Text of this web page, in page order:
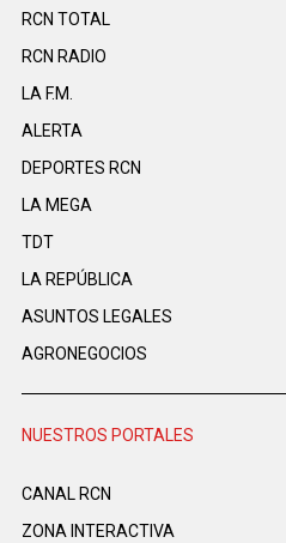
RCN TOTAL
RCN RADIO
LA F.M.
ALERTA
DEPORTES RCN
LA MEGA
TDT
LA REPÚBLICA
ASUNTOS LEGALES
AGRONEGOCIOS
NUESTROS PORTALES
CANAL RCN
ZONA INTERACTIVA